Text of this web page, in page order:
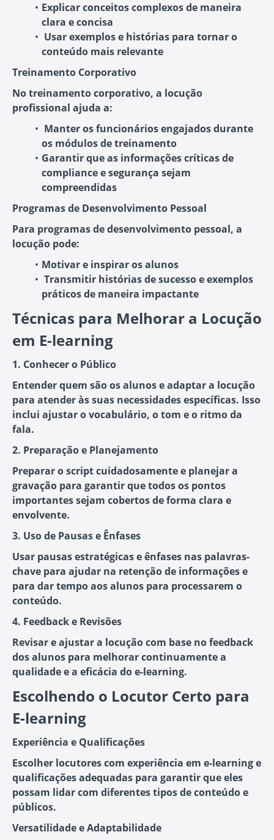
Explicar conceitos complexos de maneira
clara e concisa
Usar exemplos e históriaspara tornar o
conteúdo mais relevante
Treinamento Corporativo
No treinamento corporativo, a locução
profissional ajuda a:
Manter os funcionários engajadosdurante
os módulos de treinamento
Garantir que as informações críticas de
compliance e segurança sejam
compreendidas
Programas de Desenvolvimento Pessoal
Para programas de desenvolvimento pessoal, a
locução pode:
Motivar e inspirar os alunos
Transmitir histórias de sucessoe exemplos
práticos de maneira impactante
Técnicas para Melhorar a Locução
em E-learning
1. Conhecer o Público
Entender quem são os alunos e adaptar a locução
para atender às suas necessidades específicas. Isso
inclui ajustar o vocabulário, o tom e o ritmo da
fala.
2. Preparação e Planejamento
Preparar o script cuidadosamente e planejar a
gravação para garantir que todos os pontos
importantes sejam cobertos de forma clara e
envolvente.
3. Uso de Pausas e Ênfases
Usar pausas estratégicas e ênfases nas palavras-
chave para ajudar na retenção de informações e
para dar tempo aos alunos para processarem o
conteúdo.
4. Feedback e Revisões
Revisar e ajustar a locução com base no feedback
dos alunos para melhorar continuamente a
qualidade e a eficácia do e-learning.
Escolhendo o Locutor Certo para
E-learning
Experiência e Qualificações
Escolher locutores com experiência em e-learning e
qualificações adequadas para garantir que eles
possam lidar com diferentes tipos de conteúdo e
públicos.
Versatilidade e Adaptabilidade